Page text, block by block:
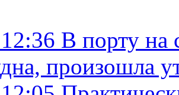
В порту на
произошла